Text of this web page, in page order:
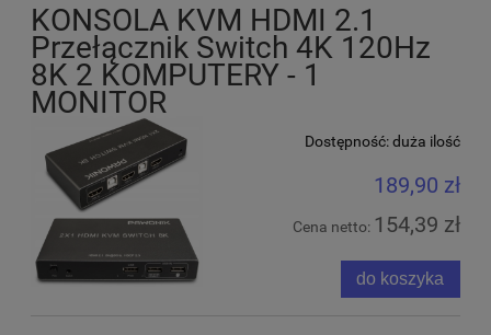
KONSOLA KVM HDMI 2.1
Przełącznik Switch 4K 120Hz
8K 2 KOMPUTERY - 1
MONITOR
Dostępność:duża ilość
189,90 zł
Cena netto: 154,39 zł
do koszyka